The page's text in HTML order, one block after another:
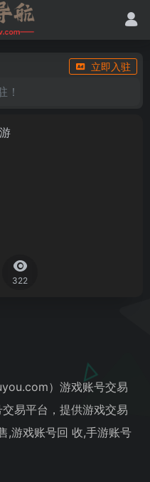
立即入驻
！
322
）游戏账号交易
易平台，提供游戏交易
,游戏账号回 收,手游账号